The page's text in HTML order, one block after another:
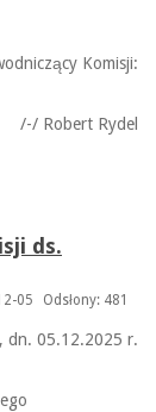
Komisji:
/-/ Robert Rydel
ds.
05 Odsłony: 481
dn. 05.12.2025 r.